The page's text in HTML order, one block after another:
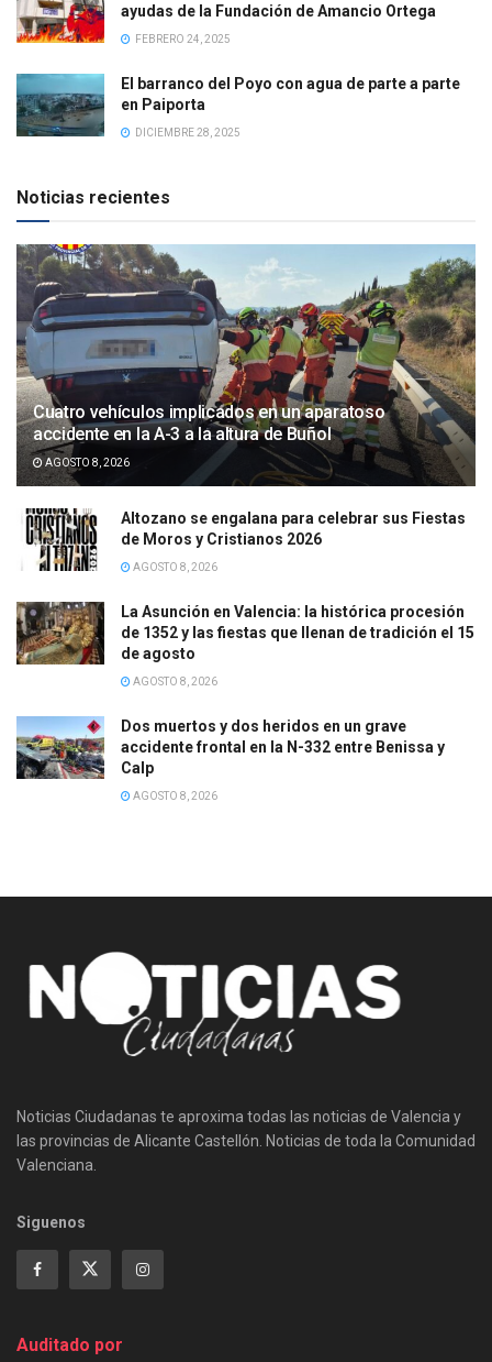
ayudas de la Fundación de Amancio Ortega
FEBRERO 24, 2025
El barranco del Poyo con agua de parte a parte
en Paiporta
DICIEMBRE 28, 2025
Noticias recientes
Cuatro vehículos implicados en un aparatoso
accidente en la A-3 a la altura de Buñol
AGOSTO 8, 2026
Altozano se engalana para celebrar sus Fiestas
de Moros y Cristianos 2026
AGOSTO 8, 2026
La Asunción en Valencia: la histórica procesión
de 1352 y las fiestas que llenan de tradición el 15
de agosto
AGOSTO 8, 2026
Dos muertos y dos heridos en un grave
accidente frontal en la N-332 entre Benissa y
Calp
AGOSTO 8, 2026
Noticias Ciudadanas te aproxima todas las noticias de Valencia y
las provincias de Alicante Castellón. Noticias de toda la Comunidad
Valenciana.
Siguenos
Auditado por